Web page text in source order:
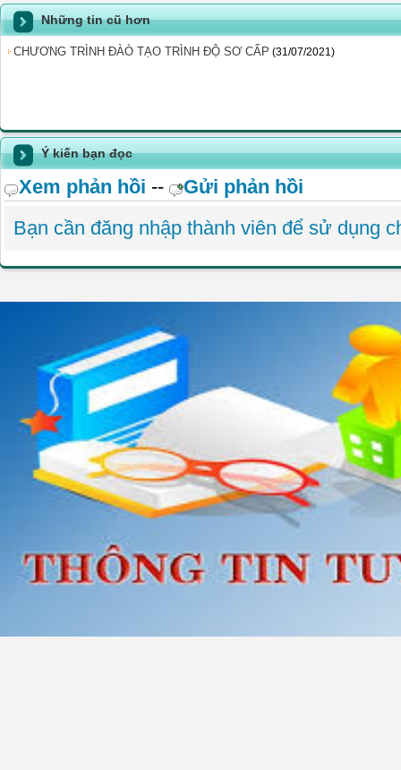
Những tin cũ hơn
CHƯƠNG TRÌNH ĐÀÒ TẠO TRÌNH ĐỘ SƠ CẤP (31/07/2021)
Ý kiến bạn đọc
Xem phản hồi --
Gửi phản hồi
Bạn cần đăng nhập thành viên để sử dụng